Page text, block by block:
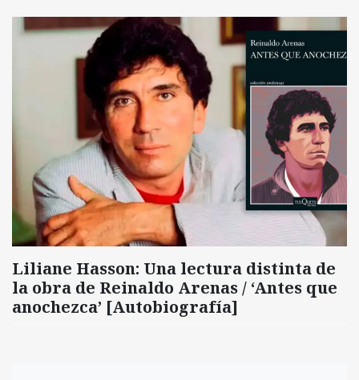
Liliane Hasson: Una lectura distinta de
la obra de Reinaldo Arenas / ‘Antes que
anochezca’ [Autobiografía]